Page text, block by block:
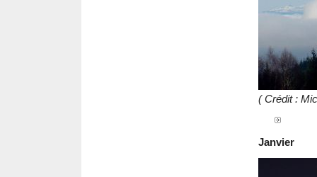
( Crédit :
Janvier